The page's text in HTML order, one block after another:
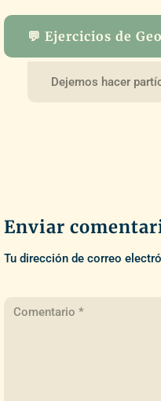
💬 Ejercicios de
Dejemos hacer
Enviar
Tu dirección de correo